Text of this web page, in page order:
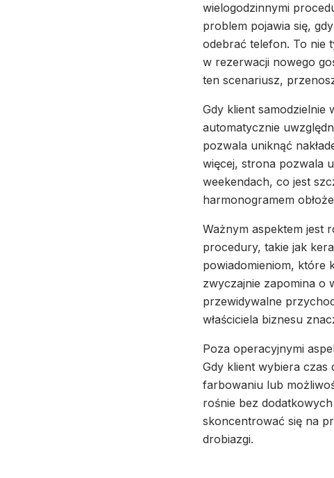
wielogodzinnymi
problem pojawia się,
odebrać telefon. To nie
w rezerwacji nowego
ten scenariusz,
Gdy klient samodzielnie
automatycznie
pozwala uniknąć
więcej, strona pozwala
weekendach, co jest
harmonogramem
Ważnym aspektem jest
procedury, takie jak
powiadomieniom, które
zwyczajnie zapomina o
przewidywalne
właściciela biznesu
Poza operacyjnymi
Gdy klient wybiera czas
farbowaniu lub
rośnie bez
skoncentrować się na
drobiazgi.